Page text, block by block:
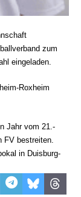
zum
eingeladen.
Roxheim
Jahr vom 21.-
FV bestreiten.
in Duisburg-